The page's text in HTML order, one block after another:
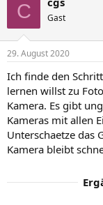
C Gast
29. August 2020
Ich finde den
lernen willst zu
Kamera. Es gibt
Kameras mit allen
Unterschaetze das
Kamera bleibt